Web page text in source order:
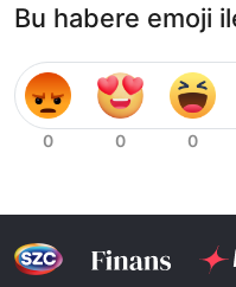
Bu habere emoji